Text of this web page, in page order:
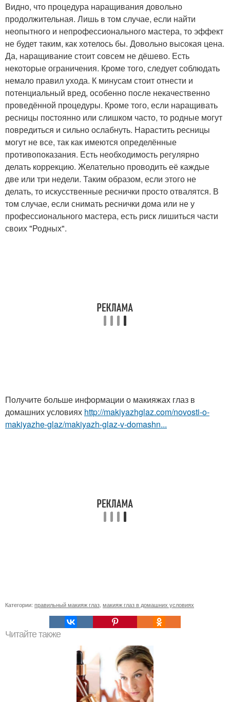
Видно, что процедура наращивания довольно
продолжительная. Лишь в том случае, если найти
неопытного и непрофессионального мастера, то эффект
не будет таким, как хотелось бы. Довольно высокая цена.
Да, наращивание стоит совсем не дёшево. Есть
некоторые ограничения. Кроме того, следует соблюдать
немало правил ухода. К минусам стоит отнести и
потенциальный вред, особенно после некачественно
проведённой процедуры. Кроме того, если наращивать
ресницы постоянно или слишком часто, то родные могут
повредиться и сильно ослабнуть. Нарастить ресницы
могут не все, так как имеются определённые
противопоказания. Есть необходимость регулярно
делать коррекцию. Желательно проводить её каждые
две или три недели. Таким образом, если этого не
делать, то искусственные реснички просто отвалятся. В
том случае, если снимать реснички дома или не у
профессионального мастера, есть риск лишиться части
своих "Родных".
Получите больше информации о макияжах глаз в
домашних условиях http://makiyazhglaz.com/novosti-o-
makiyazhe-glaz/makiyazh-glaz-v-domashn...
Категории: правильный макияж глаз макияж глаз в домашних условиях
Читайте также